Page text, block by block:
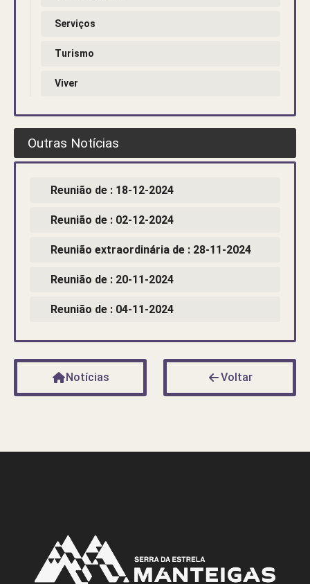
Serviços
Turismo
Viver
Outras Notícias
Reunião de : 18-12-2024
Reunião de : 02-12-2024
Reunião extraordinária de : 28-11-2024
Reunião de : 20-11-2024
Reunião de : 04-11-2024
Notícias Voltar